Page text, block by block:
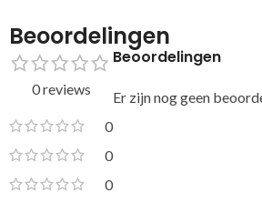
Beoordelingen
0 reviews
0
0
0
Beoordelingen
Er zijn nog geen